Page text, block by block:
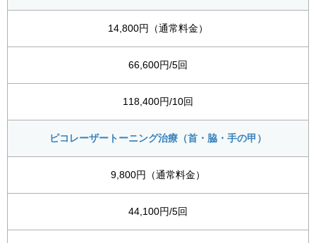
14,800円（通常料金）
66,600円/5回
118,400円/10回
ピコレーザートーニング治療（首・脇・手の甲）
9,800円（通常料金）
44,100円/5回